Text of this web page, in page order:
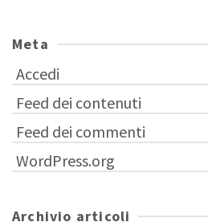
Meta
Accedi
Feed dei contenuti
Feed dei commenti
WordPress.org
Archivio articoli